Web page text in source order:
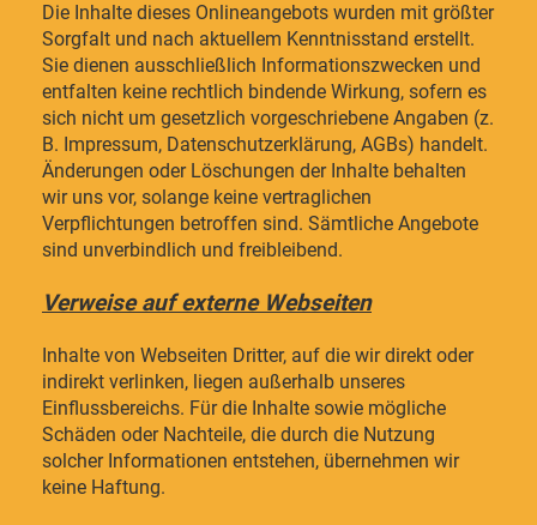
Die Inhalte dieses Onlineangebots wurden mit größter
Sorgfalt und nach aktuellem Kenntnisstand erstellt.
Sie dienen ausschließlich Informationszwecken und
entfalten keine rechtlich bindende Wirkung, sofern es
sich nicht um gesetzlich vorgeschriebene Angaben (z.
B. Impressum, Datenschutzerklärung, AGBs) handelt.
Änderungen oder Löschungen der Inhalte behalten
wir uns vor, solange keine vertraglichen
Verpflichtungen betroffen sind. Sämtliche Angebote
sind unverbindlich und freibleibend.
Verweise auf externe Webseiten
Inhalte von Webseiten Dritter, auf die wir direkt oder
indirekt verlinken, liegen außerhalb unseres
Einflussbereichs. Für die Inhalte sowie mögliche
Schäden oder Nachteile, die durch die Nutzung
solcher Informationen entstehen, übernehmen wir
keine Haftung.